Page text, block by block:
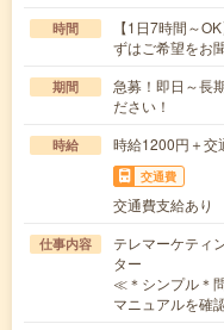
時間
【1日7時間～
ずはご希望をお
期間
急募！即日～長
ださい！
時給 時給1200円＋
交通費
交通費支給あり
仕事内容
テレマーケティ
ター
≪＊シンプル＊
マニュアルを確